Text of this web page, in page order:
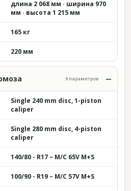
длина 2 068 мм · ширина 970
мм · высота 1 215 мм
165 кг
220 мм
9 параметров
Single 240 mm disc, 1-piston
caliper
Single 280 mm disc, 4-piston
caliper
140/80 - R17 – M/C 65V M+S
100/90 - R19 – M/C 57V M+S